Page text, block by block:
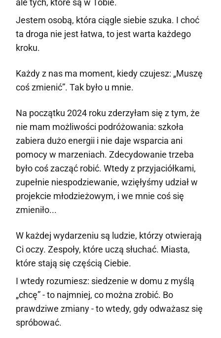
ale tych, które są w Tobie.
Jestem osobą, która ciągle siebie szuka. I choć
ta droga nie jest łatwa, to jest warta każdego
kroku.
Każdy z nas ma moment, kiedy czujesz: „Muszę
coś zmienić”. Tak było u mnie.
Na początku 2024 roku zderzyłam się z tym, że
nie mam możliwości podróżowania: szkoła
zabiera dużo energii i nie daje wsparcia ani
pomocy w marzeniach. Zdecydowanie trzeba
było coś zacząć robić. Wtedy z przyjaciółkami,
zupełnie niespodziewanie, wzięłyśmy udział w
projekcie młodzieżowym, i we mnie coś się
zmieniło...
W każdej wydarzeniu są ludzie, którzy otwierają
Ci oczy. Zespoły, które uczą słuchać. Miasta,
które stają się częścią Ciebie.
I wtedy rozumiesz: siedzenie w domu z myślą
„chcę” - to najmniej, co można zrobić. Bo
prawdziwe zmiany - to wtedy, gdy odważasz się
spróbować.